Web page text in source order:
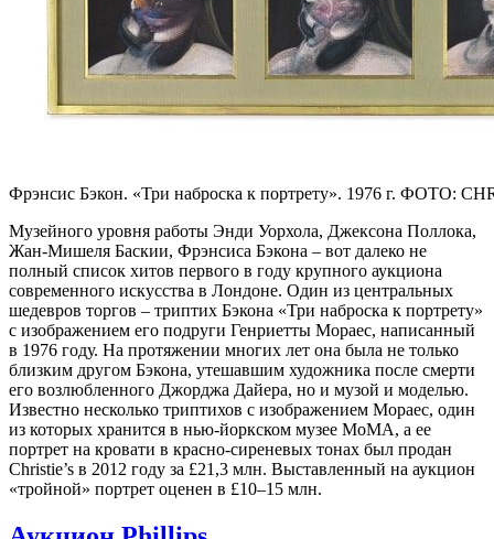
Фрэнсис Бэкон. «Три наброска к портрету». 1976 г. ФОТО:
Музейного уровня работы Энди Уорхола, Джексона Поллока,
Жан-Мишеля Баскии, Фрэнсиса Бэкона – вот далеко не
полный список хитов первого в году крупного аукциона
современного искусства в Лондоне. Один из центральных
шедевров торгов – триптих Бэкона «Три наброска к портрету»
с изображением его подруги Генриетты Мораес, написанный
в 1976 году. На протяжении многих лет она была не только
близким другом Бэкона, утешавшим художника после смерти
его возлюбленного Джорджа Дайера, но и музой и моделью.
Известно несколько триптихов с изображением Мораес, один
из которых хранится в нью-йоркском музее MoMA, а ее
портрет на кровати в красно-сиреневых тонах был продан
Christie’s в 2012 году за £21,3 млн. Выставленный на аукцион
«тройной» портрет оценен в £10–15 млн.